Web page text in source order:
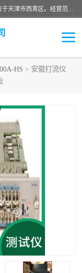
天津市信仪科科技有限公司成立于2013年，注册地位于天津市西青区。经营范围包括计算机软件、电子产品、仪器技术开发、技术转让、技术咨询、技术服务、网络工程、电子监控工程安装等；主要产品有：网络流量测试仪、Ixia XM2、XM12、XGS2、XGS12、400T、1600T、X16网络协议分析仪，Agilent N2X 等等各种型号，欢迎来电咨询。
HS > 安徽打流仪
Spirent C1
Spirent N4U
Spirent SPT-2U
SPT-2000A-HS
TestCenter
Spirent SPT-9000A